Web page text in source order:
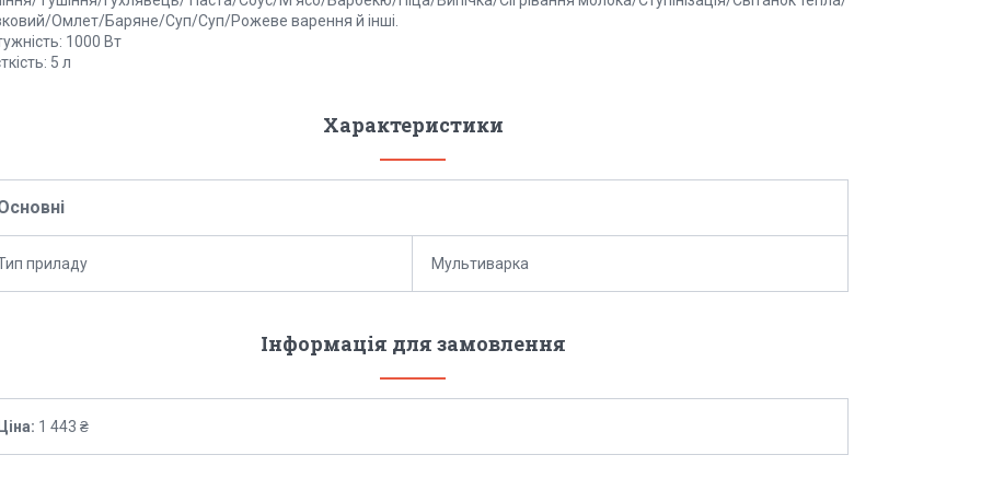
Омлет/Баряне/Суп/Суп/Рожеве варення й інші.
1000 Вт
5 л
Характеристики
приладу Мультиварка
Інформація для замовлення
Ціна: 1 443 ₴